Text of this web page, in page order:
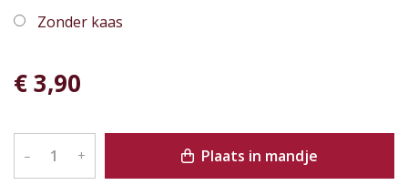
Zonder kaas
€ 3,90
– + Plaats in mandje